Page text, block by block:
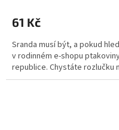
61 Kč
Sranda musí být, a pokud
v rodinném e-shopu
republice. Chystáte rozlučku